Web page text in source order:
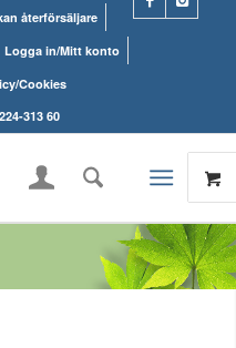
återförsäljare
Logga in/Mitt konto
Cookies
313 60